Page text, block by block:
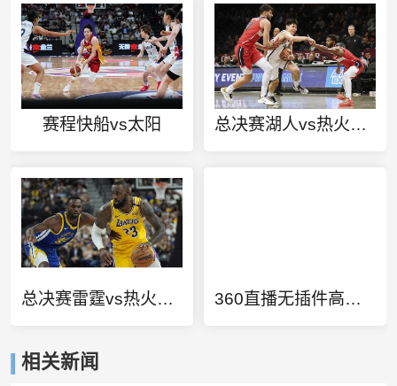
赛程快船vs太阳 总决赛湖人vs热火第三场录像
总决赛雷霆vs热火高清 360直播无插件高清直播
相关新闻